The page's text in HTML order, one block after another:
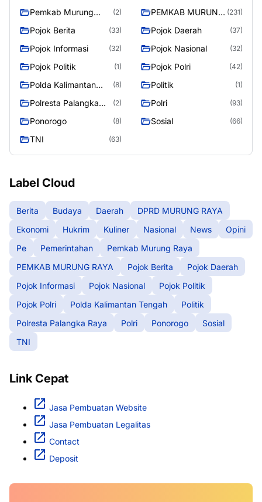
Pemkab Murung
(2)
PEMKAB MURUNG (231)
Pojok Berita (33) Pojok Daerah (37)
Pojok Informasi (32) Pojok Nasional (32)
Pojok Politik (1) Pojok Polri (42)
Polda Kalimantan
(8) Politik (1)
Polresta Palangka
(2) Polri (93)
Ponorogo (8) Sosial (66)
TNI (63)
Label Cloud
Berita Budaya Daerah
DPRD MURUNG RAYA
Ekonomi
Hukrim Kuliner Nasional News
Opini
Pe
Pemerintahan
Pemkab Murung Raya
PEMKAB MURUNG RAYA
Pojok Berita
Pojok Daerah
Pojok Informasi
Pojok Nasional
Pojok Politik
Pojok Polri
Polda Kalimantan Tengah
Politik
Polresta Palangka Raya
Polri Ponorogo
Sosial
TNI
Link Cepat
Jasa Pembuatan Website
Jasa Pembuatan Legalitas
Contact
Deposit